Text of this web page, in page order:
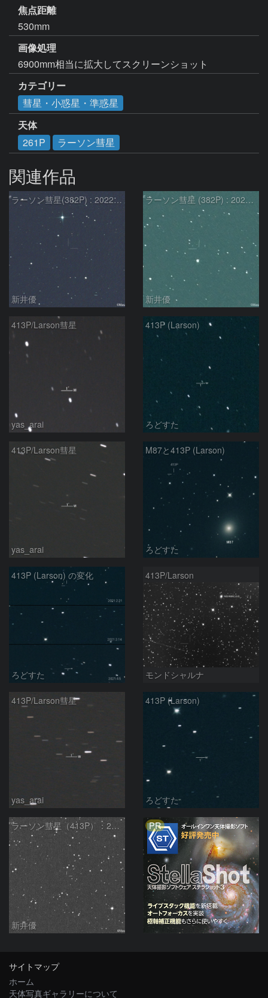
焦点距離
530mm
画像処理
6900mm相当に拡大してスクリーンショット
カテゴリー
彗星・小惑星・準惑星
天体
261P
ラーソン彗星
関連作品
ラーソン彗星(382P) : 2022/11/27
新井優
ラーソン彗星 (382P) : 2022/10/01
新井優
413P/Larson彗星
yas_arai
413P (Larson)
ろどすた
413P/Larson彗星
yas_arai
M87と413P (Larson)
ろどすた
413P (Larson) の変化
ろどすた
413P/Larson
モンドシャルナ
413P/Larson彗星
yas_arai
413P (Larson)
ろどすた
ラーソン彗星（413P）：2021/02/20
新井優
PR
サイトマップ
ホーム
天体写真ギャラリーについて